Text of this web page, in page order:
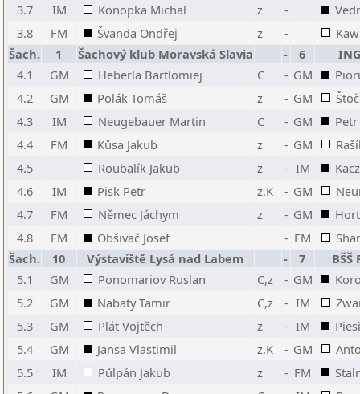
3.7
IM Konopka Michal z -
3.8
FM Švanda Ondřej z -
Šach.
1 Šachový klub Moravská Slavia - 6
4.1
GM Heberla Bartlomiej C - GM
4.2
GM Polák Tomáš z - GM
4.3
IM Neugebauer Martin C - GM
4.4
FM Kůsa Jakub z - GM
4.5
Roubalík Jakub z - IM
4.6
IM Pisk Petr z,K - GM
4.7
FM Němec Jáchym z - GM
4.8
FM Obšivač Josef - FM
Šach.
10 Výstaviště Lysá nad Labem - 7
5.1
GM Ponomariov Ruslan C,z - GM
5.2
GM Nabaty Tamir C,z - IM
5.3
GM Plát Vojtěch z - IM
5.4
GM Jansa Vlastimil z,K - GM
5.5
IM Půlpán Jakub z - FM